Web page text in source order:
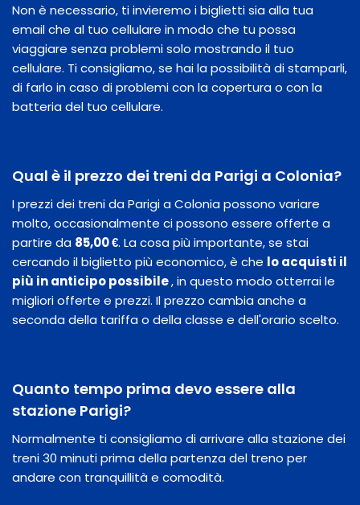
Non è necessario, ti invieremo i biglietti sia alla tua
email che al tuo cellulare in modo che tu possa
viaggiare senza problemi solo mostrando il tuo
cellulare. Ti consigliamo, se hai la possibilità di stamparli,
di farlo in caso di problemi con la copertura o con la
batteria del tuo cellulare.
Qual è il prezzo dei treni da Parigi a Colonia?
I prezzi dei treni da Parigi a Colonia possono variare
molto, occasionalmente ci possono essere offerte a
partire da 85,00 €. La cosa più importante, se stai
cercando il biglietto più economico, è che lo acquisti il
​​più in anticipo possibile, in questo modo otterrai le
migliori offerte e prezzi. Il prezzo cambia anche a
seconda della tariffa o della classe e dell'orario scelto.
Quanto tempo prima devo essere alla
stazione Parigi?
Normalmente ti consigliamo di arrivare alla stazione dei
treni 30 minuti prima della partenza del treno per
andare con tranquillità e comodità.